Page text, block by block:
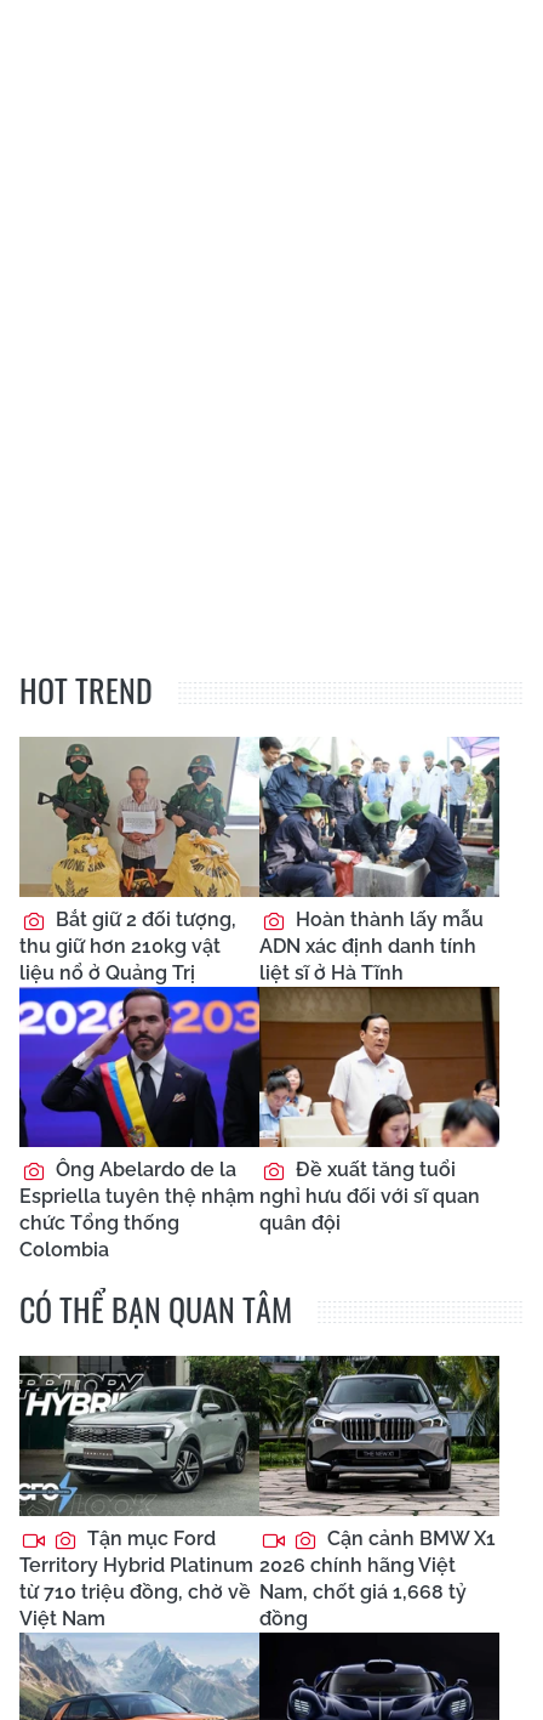
HOT TREND
Bắt giữ 2 đối tượng,
thu giữ hơn 210kg vật
liệu nổ ở Quảng Trị
Hoàn thành lấy mẫu
ADN xác định danh tính
liệt sĩ ở Hà Tĩnh
Ông Abelardo de la
Espriella tuyên thệ nhậm
chức Tổng thống
Colombia
Đề xuất tăng tuổi
nghỉ hưu đối với sĩ quan
quân đội
CÓ THỂ BẠN QUAN TÂM
Tận mục Ford
Territory Hybrid Platinum
từ 710 triệu đồng, chờ về
Việt Nam
Cận cảnh BMW X1
2026 chính hãng Việt
Nam, chốt giá 1,668 tỷ
đồng